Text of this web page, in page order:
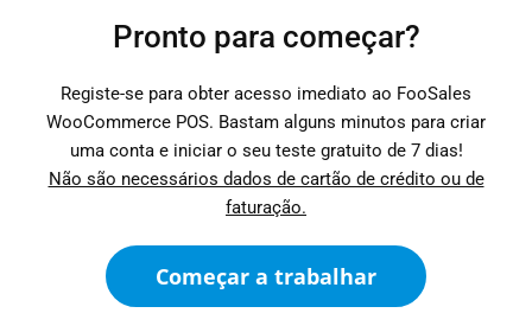
Pronto para começar?
Registe-se para obter acesso imediato ao FooSales
WooCommerce POS. Bastam alguns minutos para criar
uma conta e iniciar o seu teste gratuito de 7 dias!
Não são necessários dados de cartão de crédito ou de
faturação.
Começar a trabalhar